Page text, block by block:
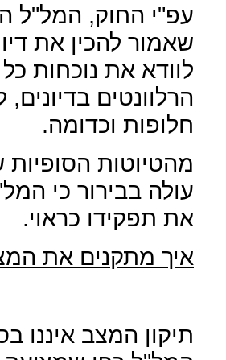
עפ"י החוק, המל"ל
שאמור להכין את
לוודא את נוכחות
הרלוונטים בדיונים,
חלופות וכדומה.
מהטיוטות
עולה בבירור כי
את תפקידו כראוי.
איך מתקנים את
תיקון המצב איננו